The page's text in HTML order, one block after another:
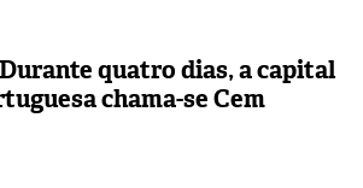
Durante quatro dias, a capital
chama-se Cem